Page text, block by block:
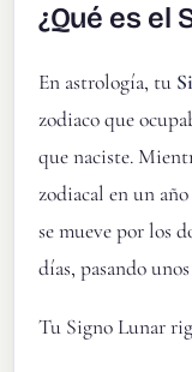
¿Qué es el
En astrología, tu
zodiaco que
que naciste.
zodiacal en un
se mueve por los
días, pasando
Tu Signo Lunar